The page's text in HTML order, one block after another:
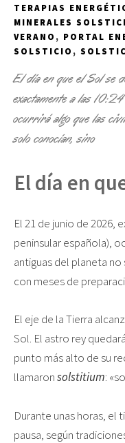
TERAPIAS
MINERALES
VERANO , PORTAL
SOLSTICIO ,
El día en que el Sol se
exactamente a las
ocurrirá algo que las
solo conocían, sino
El día en
El 21 de junio de 2026,
peninsular española),
antiguas del planeta
con meses de
El eje de la Tierra
Sol. El astro rey
punto más alto de su
llamaronsolstitium:
Durante unas horas, el
pausa, según